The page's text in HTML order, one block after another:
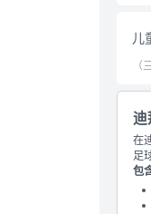
儿童
营业
位置
如何
儿
（
在
足
包